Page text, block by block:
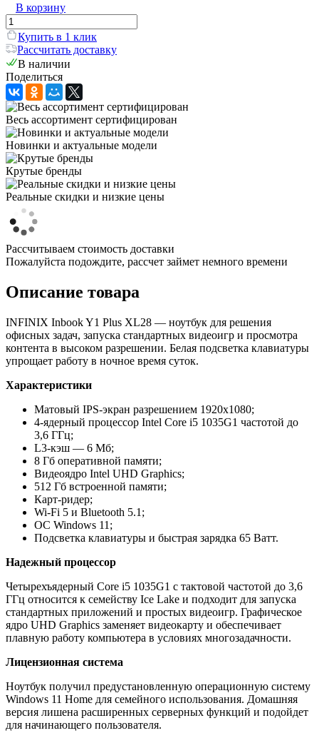
В корзину
Купить в 1 клик
Рассчитать доставку
В наличии
Поделиться
Весь ассортимент сертифицирован
Новинки и актуальные модели
Крутые бренды
Реальные скидки и низкие цены
Рассчитываем стоимость доставки
Пожалуйста подождите, рассчет займет немного времени
Описание товара
INFINIX Inbook Y1 Plus XL28 — ноутбук для решения
офисных задач, запуска стандартных видеоигр и просмотра
контента в высоком разрешении. Белая подсветка клавиатуры
упрощает работу в ночное время суток.
Характеристики
Матовый IPS-экран разрешением 1920х1080;
4-ядерный процессор Intel Core i5 1035G1 частотой до
3,6 ГГц;
L3-кэш — 6 Мб;
8 Гб оперативной памяти;
Видеоядро Intel UHD Graphics;
512 Гб встроенной памяти;
Карт-ридер;
Wi-Fi 5 и Bluetooth 5.1;
OC Windows 11;
Подсветка клавиатуры и быстрая зарядка 65 Ватт.
Надежный процессор
Четырехъядерный Core i5 1035G1 с тактовой частотой до 3,6
ГГц относится к семейству Ice Lake и подходит для запуска
стандартных приложений и простых видеоигр. Графическое
ядро UHD Graphics заменяет видеокарту и обеспечивает
плавную работу компьютера в условиях многозадачности.
Лицензионная система
Ноутбук получил предустановленную операционную систему
Windows 11 Home для семейного использования. Домашняя
версия лишена расширенных серверных функций и подойдет
для начинающего пользователя.